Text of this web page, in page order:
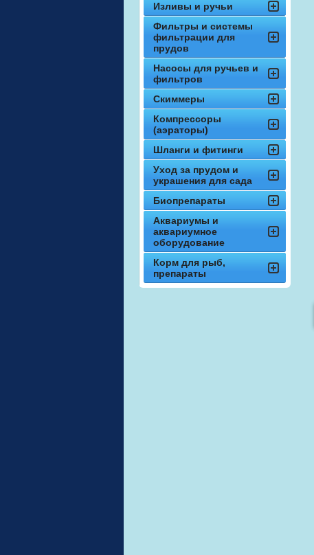
Изливы и ручьи
Фильтры и системы
фильтрации для
прудов
Насосы для ручьев и
фильтров
Скиммеры
Компрессоры
(аэраторы)
Шланги и фитинги
Уход за прудом и
украшения для сада
Биопрепараты
Аквариумы и
аквариумное
оборудование
Корм для рыб,
препараты